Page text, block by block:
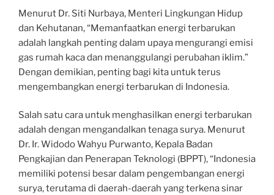
Menurut Dr. Siti Nurbaya, Menteri Lingkungan Hidup
dan Kehutanan, “Memanfaatkan energi terbarukan
adalah langkah penting dalam upaya mengurangi emisi
gas rumah kaca dan menanggulangi perubahan iklim.”
Dengan demikian, penting bagi kita untuk terus
mengembangkan energi terbarukan di Indonesia.
Salah satu cara untuk menghasilkan energi terbarukan
adalah dengan mengandalkan tenaga surya. Menurut
Dr. Ir. Widodo Wahyu Purwanto, Kepala Badan
Pengkajian dan Penerapan Teknologi (BPPT), “Indonesia
memiliki potensi besar dalam pengembangan energi
surya, terutama di daerah-daerah yang terkena sinar